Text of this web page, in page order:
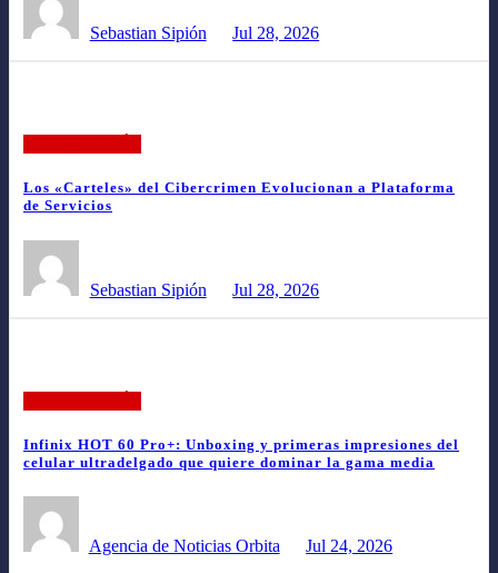
Sebastian Sipión Jul 28, 2026
Los «Carteles» del Cibercrimen Evolucionan a Plataforma
de Servicios
Sebastian Sipión Jul 28, 2026
Infinix HOT 60 Pro+: Unboxing y primeras impresiones del
celular ultradelgado que quiere dominar la gama media
Agencia de Noticias Orbita Jul 24, 2026